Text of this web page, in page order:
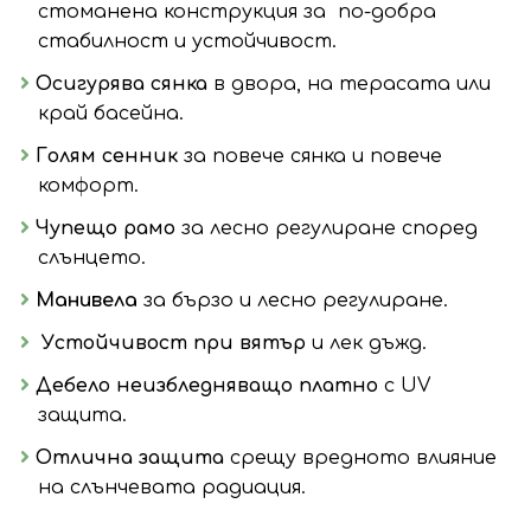
стоманена конструкция за по-добра
стабилност и устойчивост.
Осигурява сянка в двора, на терасата или
край басейна.
Голям сенникза повече сянка и повече
комфорт.
Чупещо рамо за лесно регулиране според
слънцето.
Манивела за бързо и лесно регулиране.
Устойчивост при вятър и лек дъжд.
Дебело неизбледняващо платнос UV
защита.
Отлична защитасрещу вредното влияние
на слънчевата радиация.